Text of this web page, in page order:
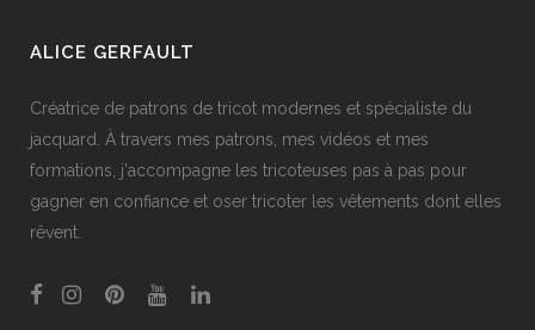
ALICE GERFAULT
Créatrice de patrons de tricot modernes et spécialiste du
jacquard. À travers mes patrons, mes vidéos et mes
formations, j'accompagne les tricoteuses pas à pas pour
gagner en confiance et oser tricoter les vêtements dont elles
rêvent.